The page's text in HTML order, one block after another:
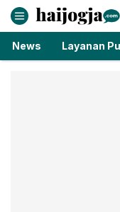
haijogja.com
Berita Jogja
News Layanan